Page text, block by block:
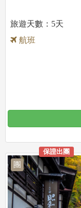
5天
航班
團
保證出團